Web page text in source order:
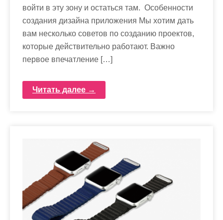
войти в эту зону и остаться там. Особенности
создания дизайна приложения Мы хотим дать
вам несколько советов по созданию проектов,
которые действительно работают. Важно
первое впечатление […]
Читать далее →